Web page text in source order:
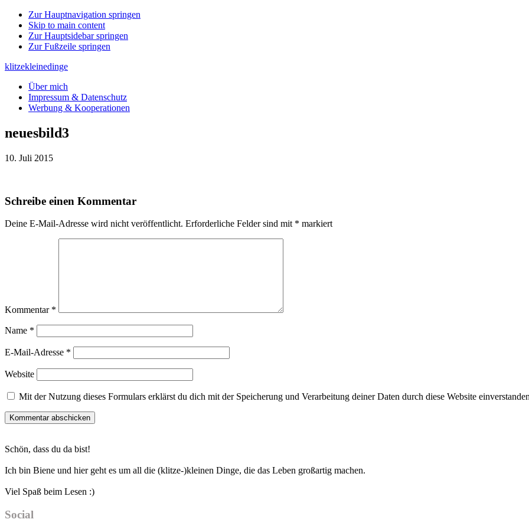
Zur Hauptnavigation springen
Skip to main content
Zur Hauptsidebar springen
Zur Fußzeile springen
klitzekleinedinge
Über mich
Impressum & Datenschutz
Werbung & Kooperationen
neuesbild3
10. Juli 2015
Leser-
Schreibe einen Kommentar
Deine E-Mail-Adresse wird nicht veröffentlicht. Erforderliche Felder sind mit * markiert
Kommentar *
Name *
E-Mail-Adresse *
Website
Mit der Nutzung dieses Formulars erklärst du dich mit der Speicherung und Verarbeitung deiner Daten durch diese Website
Sidebar
Schön, dass du da bist!
Ich bin Biene und hier geht es um all die (klitze-)kleinen Dinge, die das Leben großartig machen.
Viel Spaß beim Lesen :)
Social